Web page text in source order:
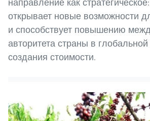
направление как
открывает новые возможности
и способствует повышению
авторитета страны в
создания стоимости.